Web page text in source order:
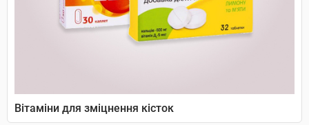
Вітаміни для зміцнення кісток